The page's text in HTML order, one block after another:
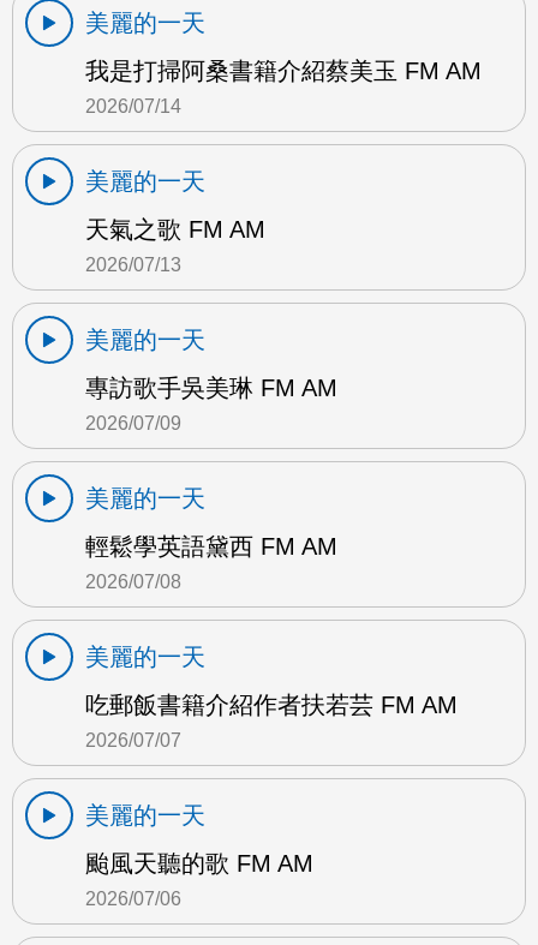
美麗的一天
我是打掃阿桑書籍介紹蔡美玉 FM AM
2026/07/14
美麗的一天
天氣之歌 FM AM
2026/07/13
美麗的一天
專訪歌手吳美琳 FM AM
2026/07/09
美麗的一天
輕鬆學英語黛西 FM AM
2026/07/08
美麗的一天
吃郵飯書籍介紹作者扶若芸 FM AM
2026/07/07
美麗的一天
颱風天聽的歌 FM AM
2026/07/06